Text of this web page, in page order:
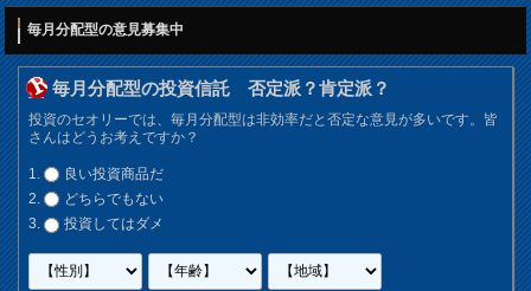
毎月分配型の意見募集中
毎月分配型の投資信託 否定派？肯定派？
投資のセオリーでは、毎月分配型は非効率だと否定な意見が多いです。皆
さんはどうお考えですか？
良い投資商品だ
どちらでもない
投資してはダメ